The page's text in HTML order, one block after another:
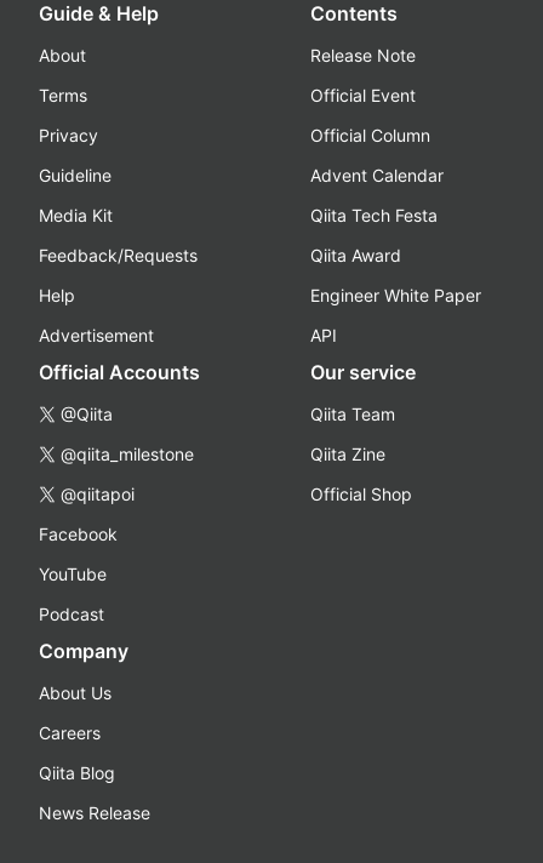
Guide & Help
About
Terms
Privacy
Guideline
Media Kit
Feedback/Requests
Help
Advertisement
Contents
Release Note
Official Event
Official Column
Advent Calendar
Qiita Tech Festa
Qiita Award
Engineer White Paper
API
Official Accounts
@Qiita
@qiita_milestone
@qiitapoi
Facebook
YouTube
Podcast
Our service
Qiita Team
Qiita Zine
Official Shop
Company
About Us
Careers
Qiita Blog
News Release